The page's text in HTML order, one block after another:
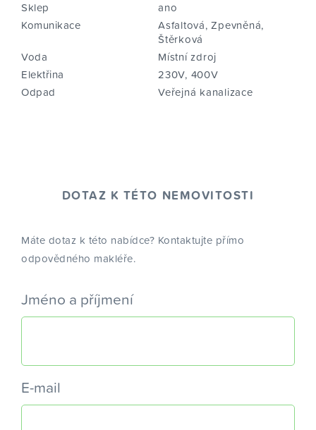
Sklep
ano
Komunikace
Asfaltová, Zpevněná,
Štěrková
Voda
Místní zdroj
Elektřina
230V, 400V
Odpad
Veřejná kanalizace
DOTAZ K TÉTO NEMOVITOSTI
Máte dotaz k této nabídce? Kontaktujte přímo
odpovědného makléře.
Jméno a příjmení
E-mail